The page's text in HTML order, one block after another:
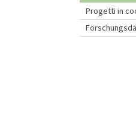
Progetti in